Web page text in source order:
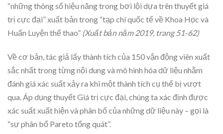
“những thông số hiệu năng trong bơi lội dựa trên thuyết giá
trị cực đại” xuất bản trong “tạp chí quốc tế về Khoa Học và
Huấn Luyện thể thao” (Xuất bản năm 2019, trang 51-62)
Về cơ bản, tác giả lấy thành tích của 150 vận động viên xuất
sắc nhất trong từng nội dung và mô hình hóa dữ liệu nhằm
đánh giá xác suất xảy ra khi một thành tích cụ thể bị vượt
qua. Áp dụng thuyết Giá trị cực đại, chúng ta xác định được
xác suất xuất hiện và phân bố của những dữ liệu này – gọi là
“sự phân bổ Pareto tổng quát”.